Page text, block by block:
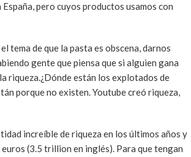
pero cuyos productos usamos con
tema de que la pasta es obscena, darnos
gente que piensa que si alguien gana
riqueza.¿Dónde están los explotados de
porque no existen. Youtube creó riqueza,
increíble de riqueza en los últimos años y
(3.5 trillion en inglés). Para que tengan